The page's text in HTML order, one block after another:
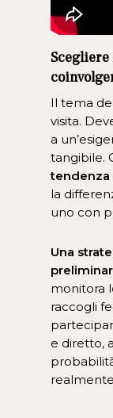
Il tema
visita.
a
tangibile.
tendenza
la
uno con
Una
monitora
raccogli
e diretto,